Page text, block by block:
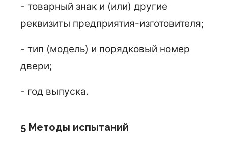
- товарный знак и (или) другие
реквизиты предприятия-изготовителя;
- тип (модель) и порядковый номер
двери;
- год выпуска.
5 Методы испытаний